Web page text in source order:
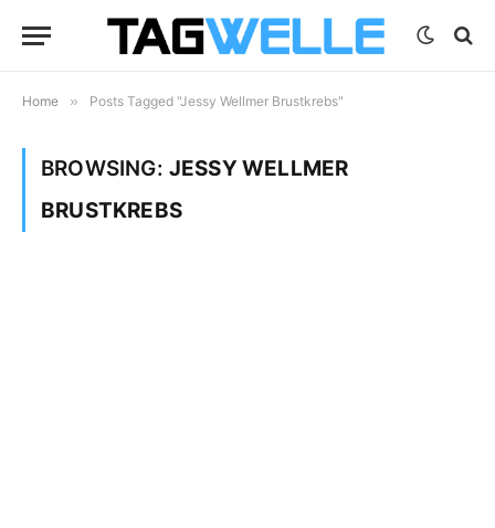
Home » Posts Tagged "Jessy Wellmer Brustkrebs"
BROWSING: JESSY WELLMER
BRUSTKREBS